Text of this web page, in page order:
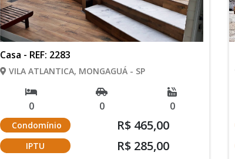
Casa - REF: 2283
VILA ATLANTICA, MONGAGUÁ - SP
0 0 0
Condomínio R$ 465,00
IPTU
R$ 285,00